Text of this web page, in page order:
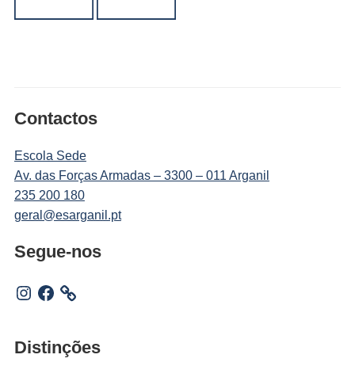
Contactos
Escola Sede
Av. das Forças Armadas – 3300 – 011 Arganil
235 200 180
geral@esarganil.pt
Segue-nos
Instagram
Facebook
Distinções